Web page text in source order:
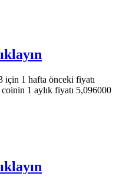
1 hafta önceki fiyatı
1 aylık fiyatı 5,096000